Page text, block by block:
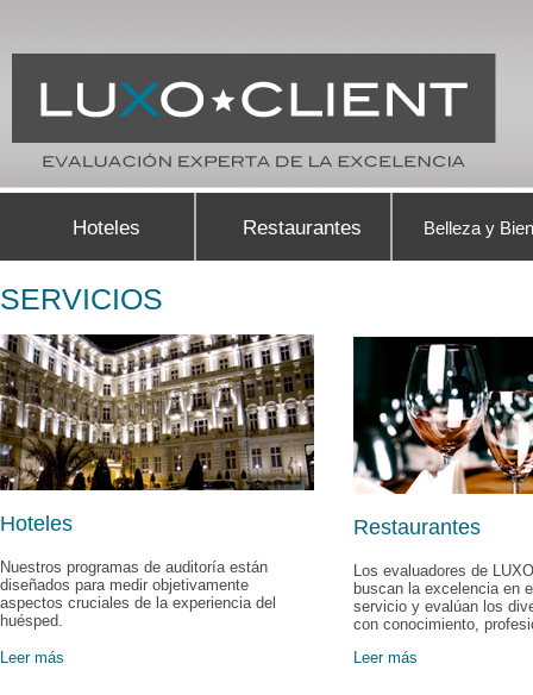
Hoteles Restaurantes Belleza y
SERVICIOS
Hoteles
Nuestros programas de auditoría están
diseñados para medir objetivamente
aspectos cruciales de la experiencia del
huésped.
Leer más
Restaurantes
Los evaluadores de
buscan la excelencia en
servicio y evalúan los
con conocimiento,
Leer más